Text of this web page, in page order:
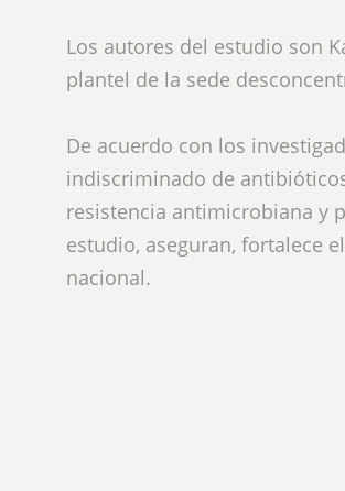
Los autores del estudio son
plantel de la sede
De acuerdo con los
indiscriminado de
resistencia antimicrobiana y
estudio, aseguran, fortalece
nacional.